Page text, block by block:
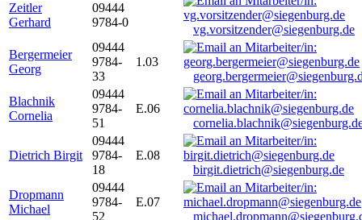
Zeitler
Gerhard
09444
9784-0
vg.vorsitzender@siegenburg.de
Bergermeier
Georg
09444
9784-
33
1.03
Blachnik
Cornelia
09444
9784-
51
E.06
Dietrich Birgit
09444
9784-
18
E.08
birgit.dietrich@siegenburg.de
Dropmann
Michael
09444
9784-
52
E.07